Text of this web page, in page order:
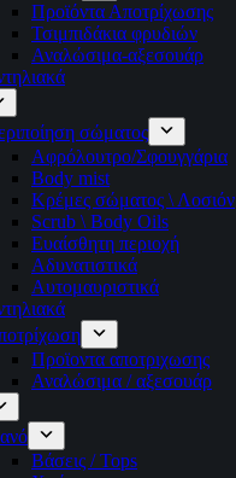
Προϊόντα Αποτρίχωσης
Τσιμπιδάκια φρυδιών
Αναλώσιμα-αξεσουάρ
σώματος
Αφρόλουτρο/Σφουγγάρια
Body mist
Κρέμες σώματος \ Λοσιόν
Scrub \ Body Oils
Ευαίσθητη περιοχή
Αδυνατιστικά
Αυτομαυριστικά
Προϊοντα αποτριχωσης
Αναλώσιμα / αξεσουάρ
Βάσεις / Tops